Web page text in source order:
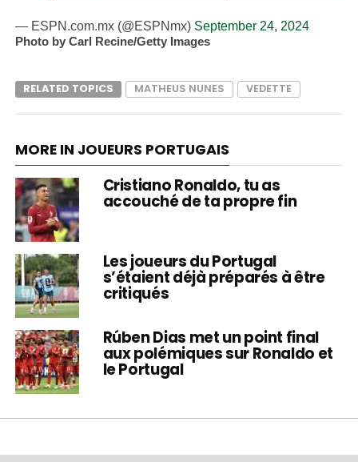
— ESPN.com.mx (@ESPNmx) September 24, 2024
Photo by Carl Recine/Getty Images
RELATED TOPICS MATHEUS NUNES VEDETTE
MORE IN JOUEURS PORTUGAIS
Cristiano Ronaldo, tu as
accouché de ta propre fin
Les joueurs du Portugal
s’étaient déjà préparés à être
critiqués
Rúben Dias met un point final
aux polémiques sur Ronaldo et
le Portugal